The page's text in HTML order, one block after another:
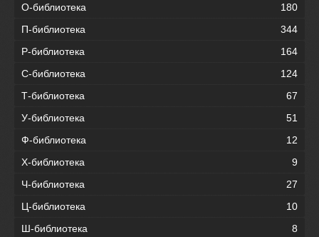
О-библиотека
180
П-библиотека
344
Р-библиотека
164
С-библиотека
124
Т-библиотека
67
У-библиотека
51
Ф-библиотека
12
Х-библиотека
9
Ч-библиотека
27
Ц-библиотека
10
Ш-библиотека
8